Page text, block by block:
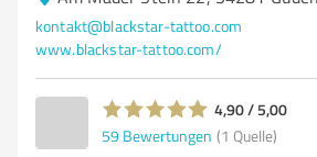
kontakt@blackstar-tattoo.com
www.blackstar-tattoo.com/
4,90 / 5,00
59 Bewertungen (1 Quelle)